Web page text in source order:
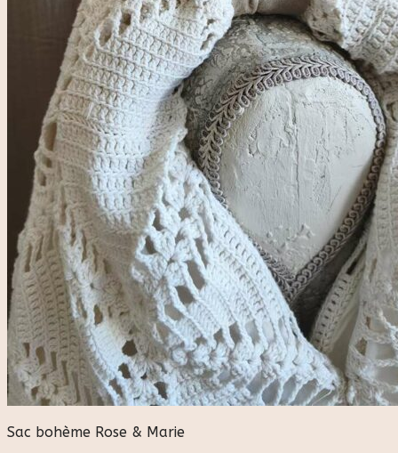
Sac bohème Rose & Marie